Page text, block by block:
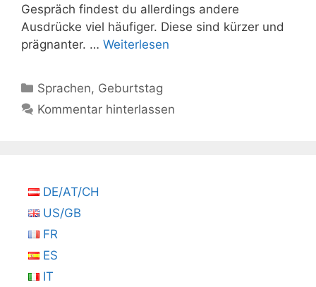
Gespräch findest du allerdings andere
Ausdrücke viel häufiger. Diese sind kürzer und
prägnanter. … Weiterlesen
Kategorien
Sprachen, Geburtstag
Kommentar hinterlassen
DE/AT/CH
US/GB
FR
ES
IT